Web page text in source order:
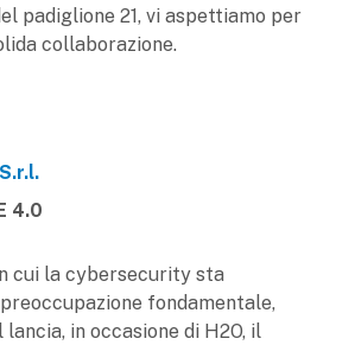
padiglione 21, vi aspettiamo per
collaborazione.
4.0
cui la cybersecurity sta
fondamentale,
lancia, in occasione di H2O, il